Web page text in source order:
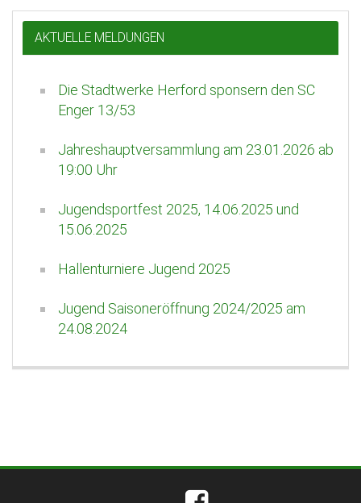
AKTUELLE MELDUNGEN
Die Stadtwerke Herford sponsern den SC
Enger 13/53
Jahreshauptversammlung am 23.01.2026 ab
19:00 Uhr
Jugendsportfest 2025, 14.06.2025 und
15.06.2025
Hallenturniere Jugend 2025
Jugend Saisoneröffnung 2024/2025 am
24.08.2024